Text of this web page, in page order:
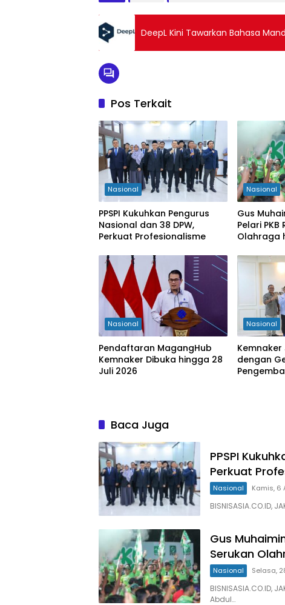
DeepL Kini Tawarkan Bahasa
Pos Terkait
Nasional
PPSPI Kukuhkan Pengurus
Nasional dan 38 DPW,
Perkuat Profesionalisme
Nasional
Gus
Pelari PKB
Olahraga
Nasional
Pendaftaran MagangHub
Kemnaker Dibuka hingga 28
Juli 2026
Nasional
Kemnaker
dengan
Baca Juga
PPSPI
Perkuat
Nasional Kamis, 6
BISNISASIA.CO.ID,
Gus
Serukan
Nasional Selasa,
BISNISASIA.CO.ID,
Abdul…